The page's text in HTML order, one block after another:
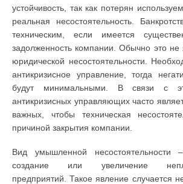
устойчивость, так как потерян
реальная несостоятельность.
техническим, если имеется
задолженность компании. Обычно это не
юридической несостоятельности.
антикризисное управление, тогда
будут минимальными. В связи с
антикризисных управляющих часто
важных, чтобы техническая
причиной закрытия компании.
Вид умышленной несостоятельности
создание или увеличение
предприятий. Такое явление случается